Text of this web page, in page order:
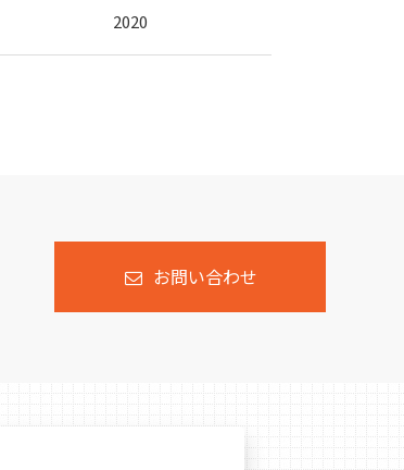
2020
お問い合わせ